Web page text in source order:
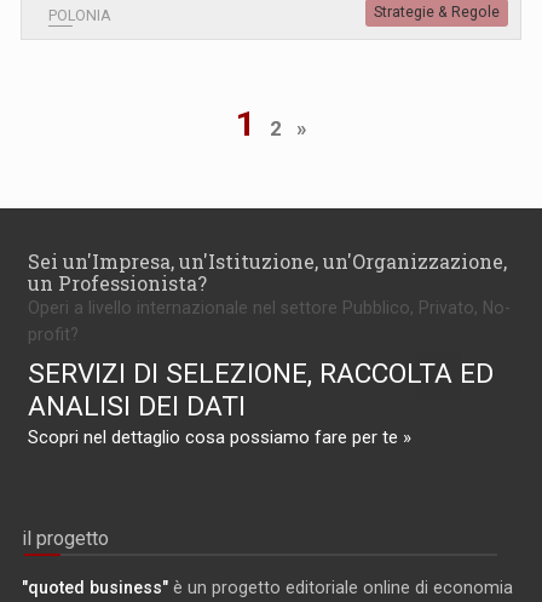
POLONIA Strategie & Regole
1 2 »
Sei un'Impresa, un'Istituzione, un'Organizzazione,
un Professionista?
Operi a livello internazionale nel settore Pubblico, Privato, No-
profit?
SERVIZI DI SELEZIONE, RACCOLTA ED
ANALISI DEI DATI
Scopri nel dettaglio cosa possiamo fare per te »
il progetto
"quoted business" è un progetto editoriale online di economia